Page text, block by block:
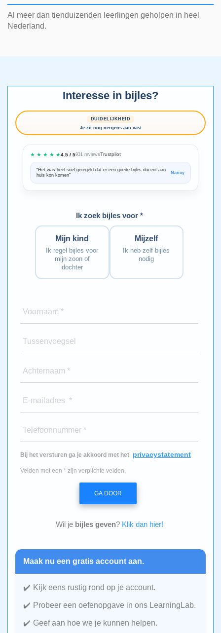
Al meer dan tienduizenden leerlingen geholpen in heel
Nederland.
Interesse in bijles?
DUIDELIJKHEID
Je zit nog nergens aan vast
★ ★ ★ ★ ★4.5 / 5931 reviewsTrustpilot
“Het was heel snel geregeld dat er een goede bijles docent aan
huis kon komen”
Nancy
Ik zoek bijles voor *
Mijn kind
Ik regel bijles voor
mijn zoon of
dochter
Mijzelf
Ik heb zelf bijles
nodig
Voornaam *
Tussenvoegsel
Achternaam *
E-mailadres *
Telefoonnummer *
Bij het versturen ga je akkoord met het privacystatement
Velden met een * zijn verplichte velden.
GA DOOR
Wil je bijles geven? Klik dan hier!
Maak nu een gratis account aan.
Kijk eens rustig rond op je account.
Probeer een oefenopgave in ons LearningLab.
Geef aan hoe we je kunnen helpen.